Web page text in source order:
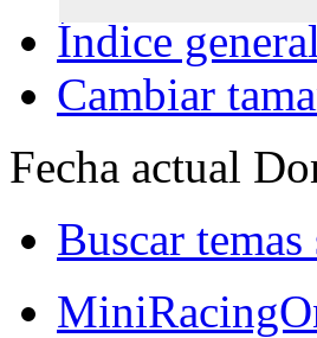
Índice general
Cambiar
Fecha actual
Buscar